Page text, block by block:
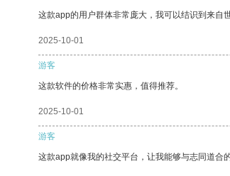
这款app的用户群体非常庞大，我可以结识到来自
2025-10-01
游客
这款软件的价格非常实惠，值得推荐。
2025-10-01
游客
这款app就像我的社交平台，让我能够与志同道合